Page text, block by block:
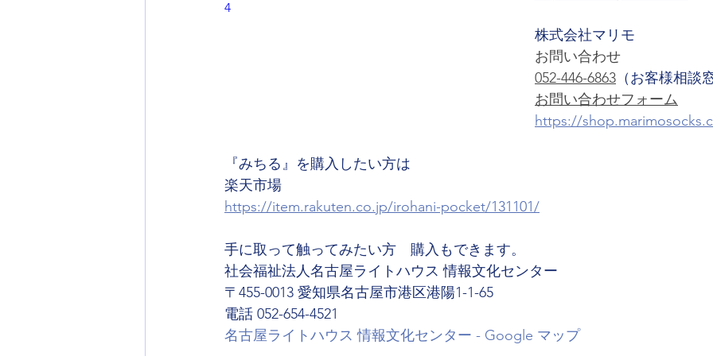
4
株式会社マリモ
お問い合わせ
052-446-6863 （お客様相談
お問い合わせフォーム
https://
『みちる』を購入したい方は
楽天市場
https://item.rakuten.co.jp/irohani-pocket/131101/
手に取って触ってみたい方　購入もできます。
社会福祉法人名古屋ライトハウス 情報文化センター
〒455-0013 愛知県名古屋市港区港陽1-1-65
電話 052-654-4521
名古屋ライトハウス 情報文化センター - Google マップ